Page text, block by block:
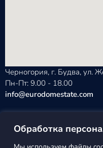
Обработка
Черногория, г. Будва, ул.
Пн-Пт: 9.00 - 18.00
info@eurodomestate.com